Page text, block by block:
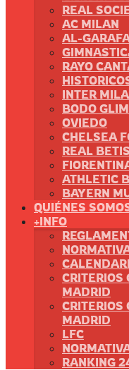
REAL
AC MILAN
AL-
RAYO
INTER
BODO
OVIEDO
CHELSEA
REAL BETIS
ATHLETIC
BAYERN
QUIÉNES
+INFO
MADRID
CRITERIOS
MADRID
LFC
RANKING